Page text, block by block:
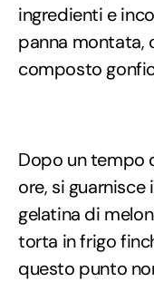
ingredienti e
panna montata,
composto
Dopo un tempo
ore, si
gelatina di
torta in frigo
questo punto